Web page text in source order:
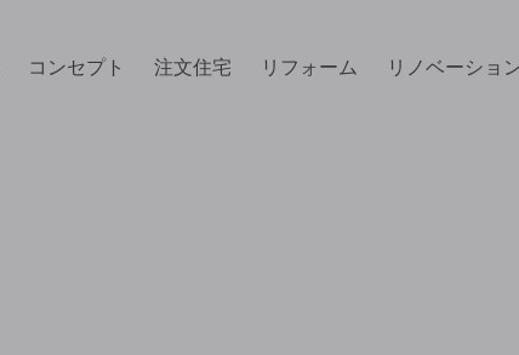
コンセプト 注文住宅 リフォーム リノベーショ